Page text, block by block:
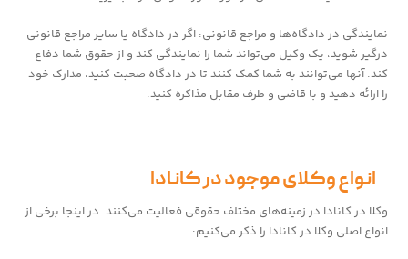
نمایندگی در دادگاه‌ها و مراجع قانونی: اگر در دادگاه یا سایر مراجع قانونی
درگیر شوید، یک وکیل می‌تواند شما را نمایندگی کند و از حقوق شما دفاع
کند. آنها می‌توانند به شما کمک کنند تا در دادگاه صحبت کنید، مدارک خود
را ارائه دهید و با قاضی و طرف مقابل مذاکره کنید.
انواع وکلای موجود در کانادا
وکلا در کانادا در زمینه‌های مختلف حقوقی فعالیت می‌کنند. در اینجا برخی از
انواع اصلی وکلا در کانادا را ذکر می‌کنیم: